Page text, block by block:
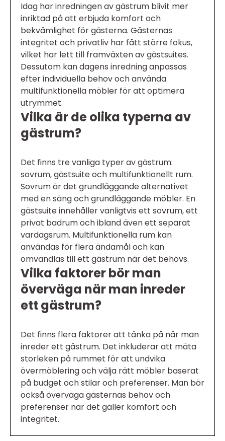
Idag har inredningen av gästrum blivit mer
inriktad på att erbjuda komfort och
bekvämlighet för gästerna. Gästernas
integritet och privatliv har fått större fokus,
vilket har lett till framväxten av gästsuites.
Dessutom kan dagens inredning anpassas
efter individuella behov och använda
multifunktionella möbler för att optimera
utrymmet.
Vilka är de olika typerna av
gästrum?
Det finns tre vanliga typer av gästrum:
sovrum, gästsuite och multifunktionellt rum.
Sovrum är det grundläggande alternativet
med en säng och grundläggande möbler. En
gästsuite innehåller vanligtvis ett sovrum, ett
privat badrum och ibland även ett separat
vardagsrum. Multifunktionella rum kan
användas för flera ändamål och kan
omvandlas till ett gästrum när det behövs.
Vilka faktorer bör man
överväga när man inreder
ett gästrum?
Det finns flera faktorer att tänka på när man
inreder ett gästrum. Det inkluderar att mäta
storleken på rummet för att undvika
övermöblering och välja rätt möbler baserat
på budget och stilar och preferenser. Man bör
också överväga gästernas behov och
preferenser när det gäller komfort och
integritet.